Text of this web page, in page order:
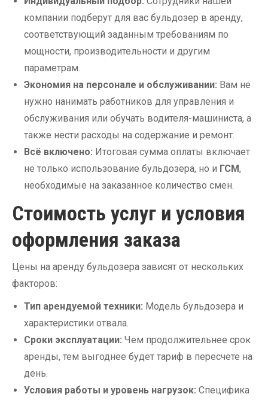
компании подберут для вас бульдозер в аренду,
соответствующий заданным требованиям по
мощности, производительности и другим
параметрам.
Экономия на персонале и обслуживании: Вам не
нужно нанимать работников для управления и
обслуживания или обучать водителя-машиниста, а
также нести расходы на содержание и ремонт.
Всё включено: Итоговая сумма оплаты включает
не только использование бульдозера, но и ГСМ,
необходимые на заказанное количество смен.
Стоимость услуг и условия
оформления заказа
Цены на аренду бульдозера зависят от нескольких
факторов:
Тип арендуемой техники: Модель бульдозера и
характеристики отвала.
Сроки эксплуатации: Чем продолжительнее срок
аренды, тем выгоднее будет тариф в пересчете на
день.
Условия работы и уровень нагрузок: Специфика